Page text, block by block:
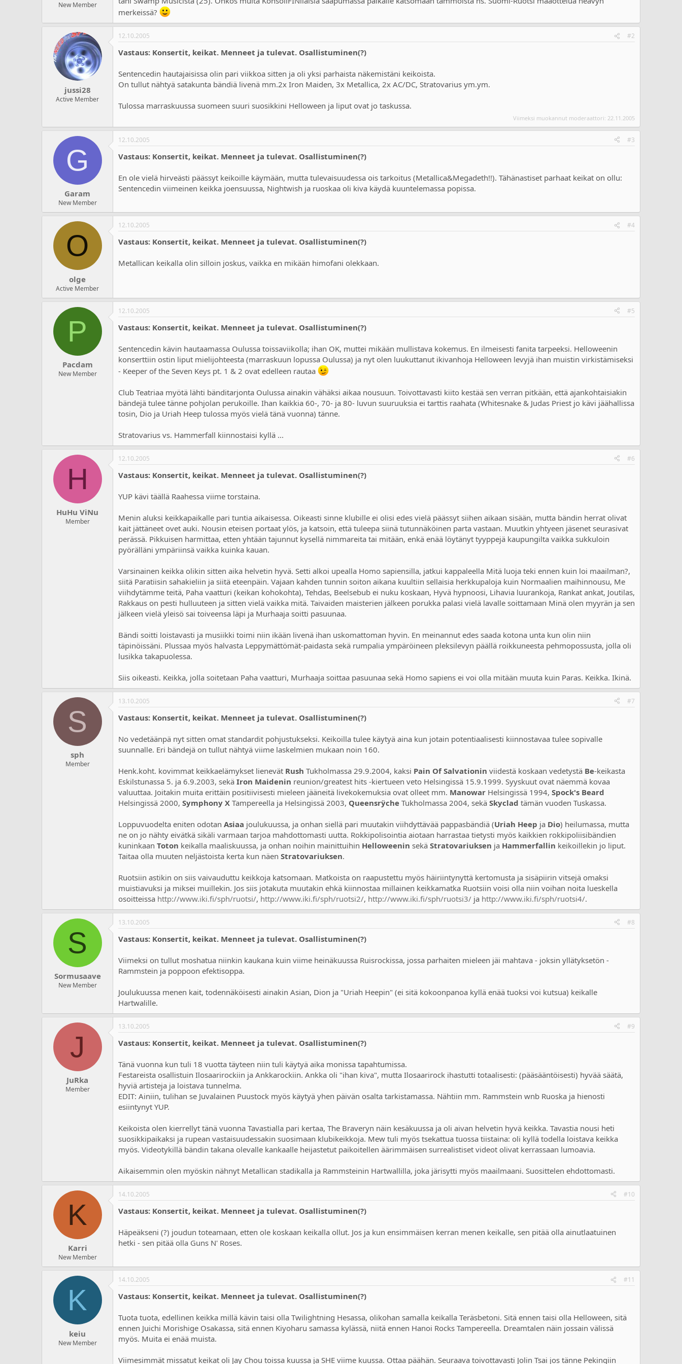
o
ä
r
ä
New Member
merkeissä?
jussi28
Active Member
12.10.2005 #2
Vastaus: Konsertit, keikat. Menneet ja tulevat. Osallistuminen(?)
Sentencedin hautajaisissa olin pari viikkoa sitten ja oli yksi parhaista näkemistäni keikoista.
On tullut nähtyä satakunta bändiä livenä mm.2x Iron Maiden, 3x Metallica, 2x AC/DC, Stratovarius ym.ym.
Tulossa marraskuussa suomeen suuri suosikkini Helloween ja liput ovat jo taskussa.
Viimeksi muokannut moderaattori: 22.11.2005
G
Garam
New Member
12.10.2005 #3
Vastaus: Konsertit, keikat. Menneet ja tulevat. Osallistuminen(?)
En ole vielä hirveästi päässyt keikoille käymään, mutta tulevaisuudessa ois tarkoitus (Metallica&Megadeth!!). Tähänastiset parhaat keikat on ollu:
Sentencedin viimeinen keikka joensuussa, Nightwish ja ruoskaa oli kiva käydä kuuntelemassa popissa.
O
olge
Active Member
12.10.2005 #4
Vastaus: Konsertit, keikat. Menneet ja tulevat. Osallistuminen(?)
Metallican keikalla olin silloin joskus, vaikka en mikään himofani olekkaan.
P
Pacdam
New Member
12.10.2005 #5
Vastaus: Konsertit, keikat. Menneet ja tulevat. Osallistuminen(?)
Sentencedin kävin hautaamassa Oulussa toissaviikolla; ihan OK, muttei mikään mullistava kokemus. En ilmeisesti fanita tarpeeksi. Helloweenin
konserttiin ostin liput mielijohteesta (marraskuun lopussa Oulussa) ja nyt olen luukuttanut ikivanhoja Helloween levyjä ihan muistin virkistämiseksi
- Keeper of the Seven Keys pt. 1 & 2 ovat edelleen rautaa
Club Teatriaa myötä lähti bänditarjonta Oulussa ainakin vähäksi aikaa nousuun. Toivottavasti kiito kestää sen verran pitkään, että ajankohtaisiakin
bändejä tulee tänne pohjolan perukoille. Ihan kaikkia 60-, 70- ja 80- luvun suuruuksia ei tarttis raahata (Whitesnake & Judas Priest jo kävi jäähallissa
tosin, Dio ja Uriah Heep tulossa myös vielä tänä vuonna) tänne.
Stratovarius vs. Hammerfall kiinnostaisi kyllä ...
H
HuHu ViNu
Member
12.10.2005 #6
Vastaus: Konsertit, keikat. Menneet ja tulevat. Osallistuminen(?)
YUP kävi täällä Raahessa viime torstaina.
Menin aluksi keikkapaikalle pari tuntia aikaisessa. Oikeasti sinne klubille ei olisi edes vielä päässyt siihen aikaan sisään, mutta bändin herrat olivat
kait jättäneet ovet auki. Nousin eteisen portaat ylös, ja katsoin, että tuleepa siinä tutunnäköinen parta vastaan. Muutkin yhtyeen jäsenet seurasivat
perässä. Pikkuisen harmittaa, etten yhtään tajunnut kysellä nimmareita tai mitään, enkä enää löytänyt tyyppejä kaupungilta vaikka sukkuloin
pyörälläni ympäriinsä vaikka kuinka kauan.
Varsinainen keikka olikin sitten aika helvetin hyvä. Setti alkoi upealla Homo sapiensilla, jatkui kappaleella Mitä luoja teki ennen kuin loi maailman?,
siitä Paratiisin sahakieliin ja siitä eteenpäin. Vajaan kahden tunnin soiton aikana kuultiin sellaisia herkkupaloja kuin Normaalien maihinnousu, Me
viihdytämme teitä, Paha vaatturi (keikan kohokohta), Tehdas, Beelsebub ei nuku koskaan, Hyvä hypnoosi, Lihavia luurankoja, Rankat ankat, Joutilas,
Rakkaus on pesti hulluuteen ja sitten vielä vaikka mitä. Taivaiden maisterien jälkeen porukka palasi vielä lavalle soittamaan Minä olen myyrän ja sen
jälkeen vielä yleisö sai toiveensa läpi ja Murhaaja soitti pasuunaa.
Bändi soitti loistavasti ja musiikki toimi niin ikään livenä ihan uskomattoman hyvin. En meinannut edes saada kotona unta kun olin niin
täpinöissäni. Plussaa myös halvasta Leppymättömät-paidasta sekä rumpalia ympäröineen pleksilevyn päällä roikkuneesta pehmopossusta, jolla oli
lusikka takapuolessa.
Siis oikeasti. Keikka, jolla soitetaan Paha vaatturi, Murhaaja soittaa pasuunaa sekä Homo sapiens ei voi olla mitään muuta kuin Paras. Keikka. Ikinä.
S
sph
Member
13.10.2005 #7
Vastaus: Konsertit, keikat. Menneet ja tulevat. Osallistuminen(?)
No vedetäänpä nyt sitten omat standardit pohjustukseksi. Keikoilla tulee käytyä aina kun jotain potentiaalisesti kiinnostavaa tulee sopivalle
suunnalle. Eri bändejä on tullut nähtyä viime laskelmien mukaan noin 160.
Henk.koht. kovimmat keikkaelämykset lienevät Rush Tukholmassa 29.9.2004, kaksi Pain Of Salvationin viidestä koskaan vedetystä Be-keikasta
Eskilstunassa 5. ja 6.9.2003, sekä Iron Maidenin reunion/greatest hits -kiertueen veto Helsingissä 15.9.1999. Syyskuut ovat näemmä kovaa
valuuttaa. Joitakin muita erittäin positiivisesti mieleen jääneitä livekokemuksia ovat olleet mm. Manowar Helsingissä 1994, Spock's Beard
Helsingissä 2000, Symphony X Tampereella ja Helsingissä 2003, Queensrÿche Tukholmassa 2004, sekä Skyclad tämän vuoden Tuskassa.
Loppuvuodelta eniten odotan Asiaa joulukuussa, ja onhan siellä pari muutakin viihdyttävää pappasbändiä (Uriah Heep ja Dio) heilumassa, mutta
ne on jo nähty eivätkä sikäli varmaan tarjoa mahdottomasti uutta. Rokkipolisointia aiotaan harrastaa tietysti myös kaikkien rokkipoliisibändien
kuninkaan Toton keikalla maaliskuussa, ja onhan noihin mainittuihin Helloweenin sekä Stratovariuksen ja Hammerfallin keikoillekin jo liput.
Taitaa olla muuten neljästoista kerta kun näen Stratovariuksen.
Ruotsiin astikin on siis vaivauduttu keikkoja katsomaan. Matkoista on raapustettu myös häiriintynyttä kertomusta ja sisäpiirin vitsejä omaksi
muistiavuksi ja miksei muillekin. Jos siis jotakuta muutakin ehkä kiinnostaa millainen keikkamatka Ruotsiin voisi olla niin voihan noita lueskella
osoitteissa http://www.iki.fi/sph/ruotsi/, http://www.iki.fi/sph/ruotsi2/, http://www.iki.fi/sph/ruotsi3/ ja http://www.iki.fi/sph/ruotsi4/.
S
Sormusaave
New Member
13.10.2005 #8
Vastaus: Konsertit, keikat. Menneet ja tulevat. Osallistuminen(?)
Viimeksi on tullut moshatua niinkin kaukana kuin viime heinäkuussa Ruisrockissa, jossa parhaiten mieleen jäi mahtava - joksin yllätyksetön -
Rammstein ja poppoon efektisoppa.
Joulukuussa menen kait, todennäköisesti ainakin Asian, Dion ja "Uriah Heepin" (ei sitä kokoonpanoa kyllä enää tuoksi voi kutsua) keikalle
Hartwalille.
J
JuRka
Member
13.10.2005 #9
Vastaus: Konsertit, keikat. Menneet ja tulevat. Osallistuminen(?)
Tänä vuonna kun tuli 18 vuotta täyteen niin tuli käytyä aika monissa tapahtumissa.
Festareista osallistuin Ilosaarirockiin ja Ankkarockiin. Ankka oli "ihan kiva", mutta Ilosaarirock ihastutti totaalisesti: (pääsääntöisesti) hyvää säätä,
hyviä artisteja ja loistava tunnelma.
EDIT: Ainiin, tulihan se Juvalainen Puustock myös käytyä yhen päivän osalta tarkistamassa. Nähtiin mm. Rammstein wnb Ruoska ja hienosti
esiintynyt YUP.
Keikoista olen kierrellyt tänä vuonna Tavastialla pari kertaa, The Braveryn näin kesäkuussa ja oli aivan helvetin hyvä keikka. Tavastia nousi heti
suosikkipaikaksi ja rupean vastaisuudessakin suosimaan klubikeikkoja. Mew tuli myös tsekattua tuossa tiistaina: oli kyllä todella loistava keikka
myös. Videotykillä bändin takana olevalle kankaalle heijastetut paikoitellen äärimmäisen surrealistiset videot olivat kerrassaan lumoavia.
Aikaisemmin olen myöskin nähnyt Metallican stadikalla ja Rammsteinin Hartwallilla, joka järisytti myös maailmaani. Suosittelen ehdottomasti.
K
Karri
New Member
14.10.2005 #10
Vastaus: Konsertit, keikat. Menneet ja tulevat. Osallistuminen(?)
Häpeäkseni (?) joudun toteamaan, etten ole koskaan keikalla ollut. Jos ja kun ensimmäisen kerran menen keikalle, sen pitää olla ainutlaatuinen
hetki - sen pitää olla Guns N' Roses.
K
keiu
New Member
14.10.2005 #11
Vastaus: Konsertit, keikat. Menneet ja tulevat. Osallistuminen(?)
Tuota tuota, edellinen keikka millä kävin taisi olla Twilightning Hesassa, olikohan samalla keikalla Teräsbetoni. Sitä ennen taisi olla Helloween, sitä
ennen Juichi Morishige Osakassa, sitä ennen Kiyoharu samassa kylässä, niitä ennen Hanoi Rocks Tampereella. Dreamtalen näin jossain välissä
myös. Muita ei enää muista.
Viimesimmät missatut keikat oli Jay Chou toissa kuussa ja SHE viime kuussa. Ottaa päähän. Seuraava toivottavasti Jolin Tsai jos tänne Pekingiin